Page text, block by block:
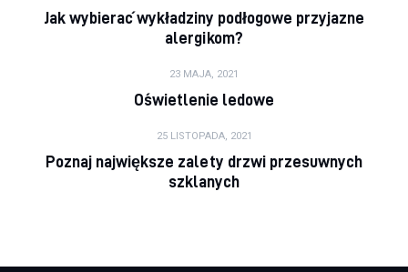
Jak wybierać wykładziny podłogowe przyjazne
alergikom?
23 MAJA, 2021
Oświetlenie ledowe
25 LISTOPADA, 2021
Poznaj największe zalety drzwi przesuwnych
szklanych